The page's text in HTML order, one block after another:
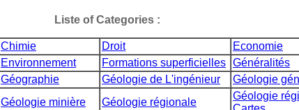
Liste of Categories :
Chimie Droit
Economie
Environnement Formations superficielles Généralités
Géographie Géologie de L'ingénieur
Géologie
Géologie minière Géologie régionale
Géologie